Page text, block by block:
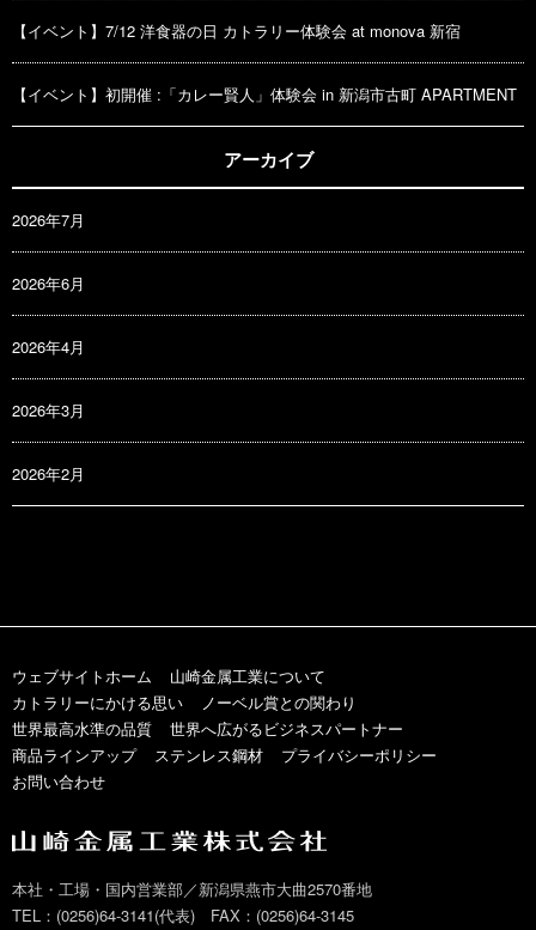
【イベント】7/12 洋食器の日 カトラリー体験会 at monova 新宿
【イベント】初開催 :「カレー賢人」体験会 in 新潟市古町 APARTMENT
アーカイブ
2026年7月
2026年6月
2026年4月
2026年3月
2026年2月
ウェブサイトホーム
山崎金属工業について
カトラリーにかける思い
ノーベル賞との関わり
世界最高水準の品質
世界へ広がるビジネスパートナー
商品ラインアップ
ステンレス鋼材
プライバシーポリシー
お問い合わせ
本社・工場・国内営業部／新潟県燕市大曲2570番地
TEL：(0256)64-3141(代表) FAX：(0256)64-3145